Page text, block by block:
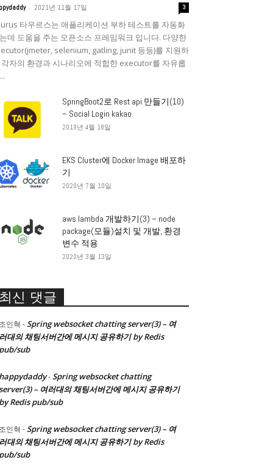
)), getMessage
- 2021년 11월 17일 3
타우르스는 애플리케이션 부하 테스트를 자동화
데 도움을 주는 오픈소스 프레임워크 입니다. 다양한
selenium, gatling, junit 등등)를 지원하
자의 환경과 시나리오에 적합한 executor를 자유롭
SpringBoot2로 Rest api 만들기(10)
– Social Login kakao
2019년 4월 18일
EKS Cluster에 Docker Image 배포하
기
2020년 7월 10일
aws lambda 개발하기(3) – node
package(모듈)설치 및 개발, 환경
변수 적용
2020년 3월 13일
신 댓글
인혁 -Spring websocket chatting server(3) – 여
대의 채팅서버간에 메시지 공유하기 by Redis
sub
-Spring websocket chatting
– 여러대의 채팅서버간에 메시지 공유하기
Redis pub/sub
인혁 -Spring websocket chatting server(3) – 여
대의 채팅서버간에 메시지 공유하기 by Redis
sub